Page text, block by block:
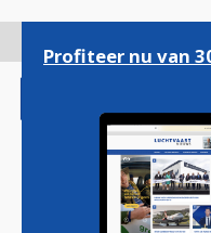
gaan
Profiteer nu van